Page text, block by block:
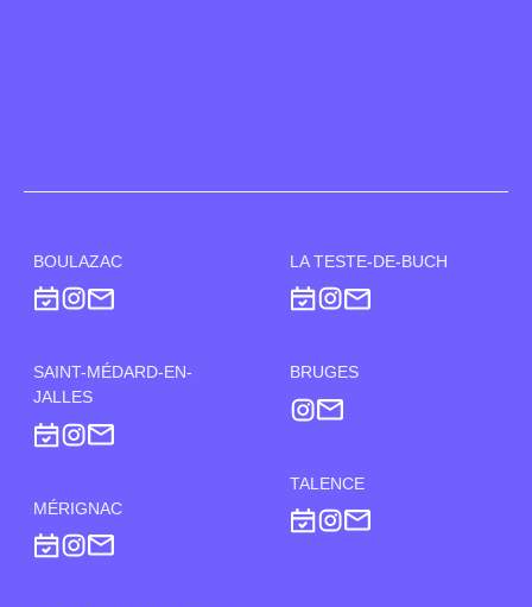
BOULAZAC
SAINT-MÉDARD-EN-
JALLES
MÉRIGNAC
LA TESTE-DE-BUCH
BRUGES
TALENCE